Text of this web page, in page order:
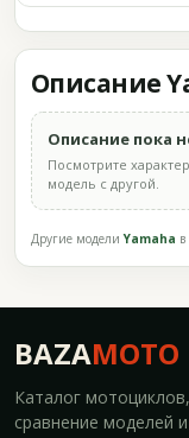
Описание
Описание пока
Посмотрите
модель с другой.
Другие моделиYamaha в
BAZAMOTO
Каталог
сравнение моделей